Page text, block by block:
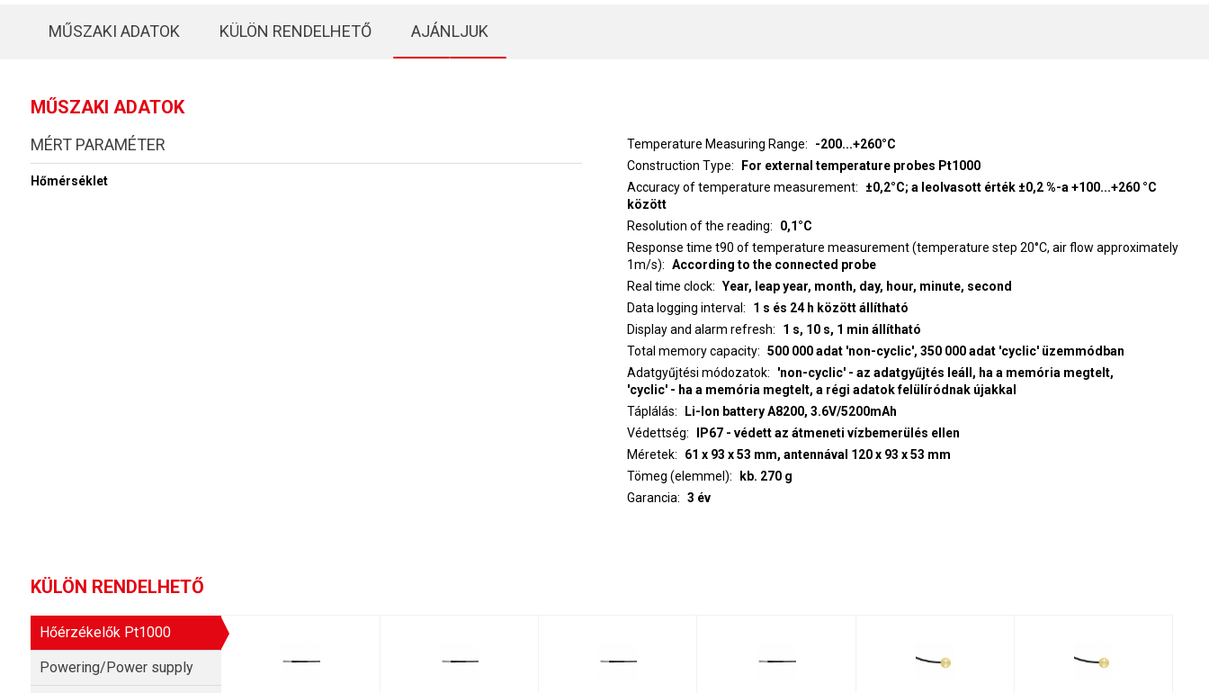
MŰSZAKI ADATOK KÜLÖN RENDELHETŐ AJÁNLJUK
MŰSZAKI ADATOK
MÉRT PARAMÉTER
Hőmérséklet
Temperature Measuring Range
-200...+260°C
Construction Type
For external temperature probes Pt1000
Accuracy of temperature measurement
±0,2°C; a leolvasott érték ±0,2 %-a +100...+260 °C
között
Resolution of the reading
0,1°C
Response time t90 of temperature measurement (temperature step 20°C, air flow approximately
1m/s)
According to the connected probe
Real time clock
Year, leap year, month, day, hour, minute, second
Data logging interval
1 s és 24 h között állítható
Display and alarm refresh
1 s, 10 s, 1 min állítható
Total memory capacity
500 000 adat 'non-cyclic', 350 000 adat 'cyclic' üzemmódban
Adatgyűjtési módozatok
'non-cyclic' - az adatgyűjtés leáll, ha a memória megtelt,
'cyclic' - ha a memória megtelt, a régi adatok felülíródnak újakkal
Táplálás
Li-Ion battery A8200, 3.6V/5200mAh
Védettség
IP67 - védett az átmeneti vízbemerülés ellen
Méretek
61 x 93 x 53 mm, antennával 120 x 93 x 53 mm
Tömeg (elemmel)
kb. 270 g
Garancia
3 év
KÜLÖN RENDELHETŐ
Hőérzékelők Pt1000
Powering/Power supply